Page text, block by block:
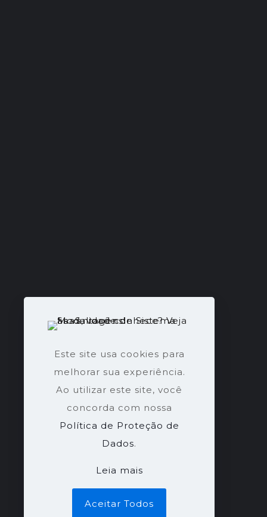
Este site usa cookies para
melhorar sua experiência.
Ao utilizar este site, você
concorda com nossa
Política de Proteção de
Dados.
Leia mais
Aceitar Todos